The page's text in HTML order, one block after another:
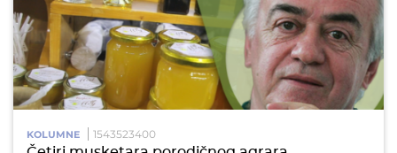
KOLUMNE 1543523400